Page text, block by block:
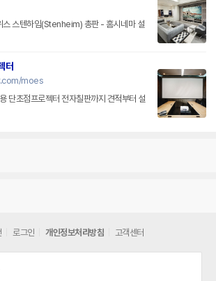
스 스텐하임(Stenheim) 총판 - 홈시네마 설
터
moes
단초점프로젝터 전자칠판까지 견적부터 설
로그인 개인정보처리방침 고객센터